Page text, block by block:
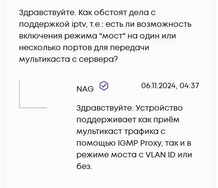
Здравствуйте. Как обстоят дела с
поддержкой iptv, т.е.: есть ли возможность
включения режима "мост" на один или
несколько портов для передачи
мультикаста с сервера?
NAG 06.11.2024, 04:37
Здравствуйте. Устройство
поддерживает как приём
мультикаст трафика с
помощью IGMP Proxy, так и в
режиме моста с VLAN ID или
без.